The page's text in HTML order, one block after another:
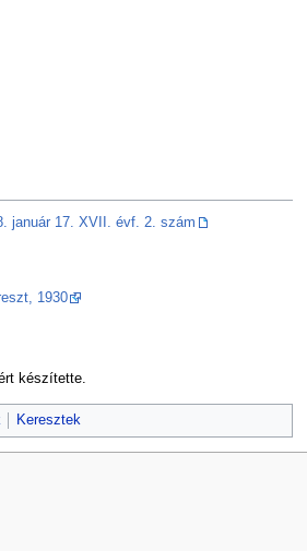
január 17. XVII. évf. 2. szám
1930
készítette.
Keresztek